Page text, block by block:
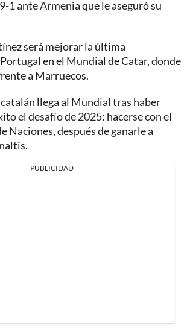
1 ante Armenia que le aseguró su
será mejorar la última
en el Mundial de Catar, donde
a Marruecos.
llega al Mundial tras haber
el desafío de 2025: hacerse con el
Naciones, después de ganarle a
PUBLICIDAD